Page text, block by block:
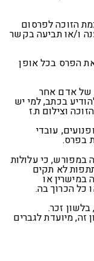
הזוכה לפרסום
ו/או תביעה בקשר
את הפרס בכל אופן
של אדם אחר
בכתב, למי יש
וצילום ת.ז
עובדי
בפרס.
במפורש, כי עלולות
לא תקים
או
כל הכרוך בה.
בלשון זכר.
מיועדת לגברים